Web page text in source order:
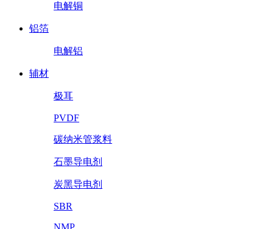
电解铜
铝箔
电解铝
辅材
极耳
PVDF
碳纳米管浆料
石墨导电剂
炭黑导电剂
SBR
NMP